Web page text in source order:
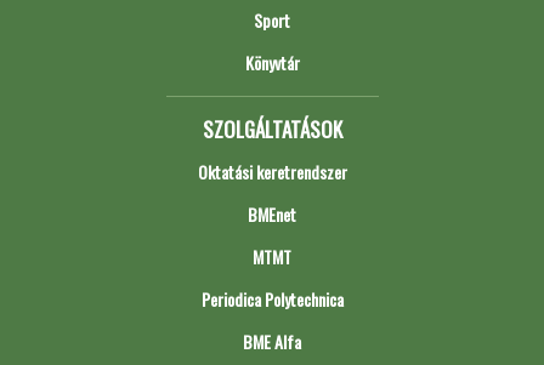
Sport
Könyvtár
SZOLGÁLTATÁSOK
Oktatási keretrendszer
BMEnet
MTMT
Periodica Polytechnica
BME Alfa